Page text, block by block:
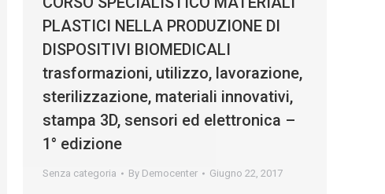
PLASTICI NELLA PRODUZIONE DI
DISPOSITIVI BIOMEDICALI
trasformazioni, utilizzo, lavorazione,
sterilizzazione, materiali innovativi,
stampa 3D, sensori ed elettronica –
1° edizione
Senza categoria By Democenter Giugno 22, 2017